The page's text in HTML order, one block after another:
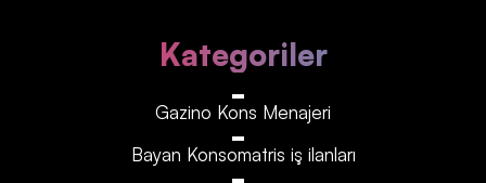
Kategoriler
Gazino Kons Menajeri
Bayan Konsomatris iş ilanları